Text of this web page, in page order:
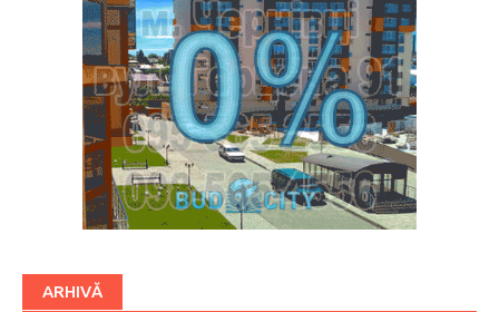
ARHIVĂ